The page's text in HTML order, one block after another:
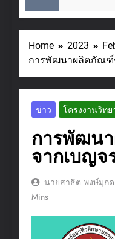
Home 2023
การพัฒนาผลิตภัณฑ์
ข่าว โครงงานวิท
การพัฒน
จากเบญจ
นายสาธิต พงษ์มุก
Mins